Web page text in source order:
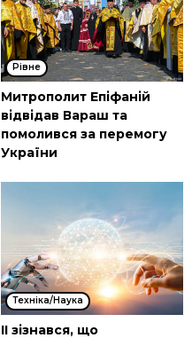
Рівне
Митрополит Епіфаній
відвідав Вараш та
помолився за перемогу
України
Техніка/Наука
ІІ зізнався, що